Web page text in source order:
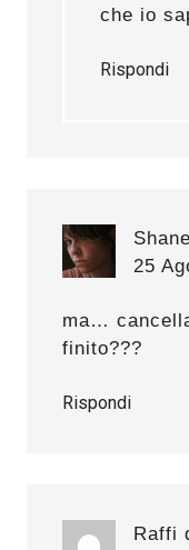
che io
Rispondi
Shane
25
ma…
finito???
Rispondi
Raffi